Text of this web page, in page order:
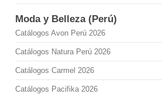
Moda y Belleza (Perú)
Catálogos Avon Perú 2026
Catálogos Natura Perú 2026
Catálogos Carmel 2026
Catálogos Pacifika 2026